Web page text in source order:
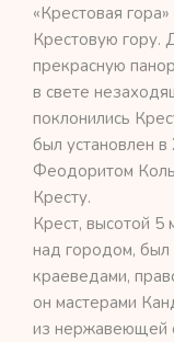
«Крестовая
Крестовую гору.
прекрасную
в свете
поклонились
был установлен
Феодоритом
Кресту.
Крест, высотой
над городом, был
краеведами,
он мастерами
из нержавеющей